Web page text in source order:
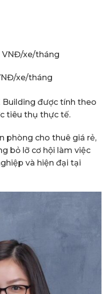
VNĐ/xe/tháng
xe/tháng
Building được tính theo
tiêu thụ thực tế.
phòng cho thuê giá rẻ,
bỏ lỡ cơ hội làm việc
và hiện đại tại